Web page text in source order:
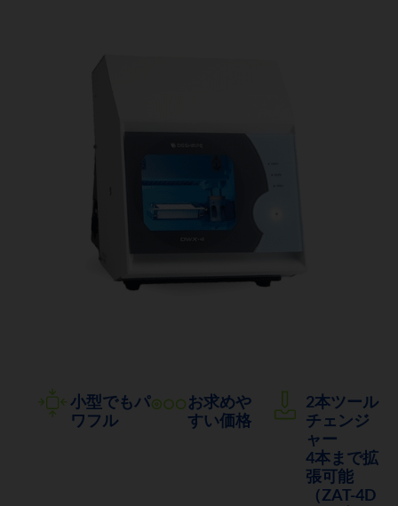
小型でもパ
ワフル
お求めや
すい価格
2本ツール
チェンジ
ャー
4本まで拡
張可能
（ZAT-4D